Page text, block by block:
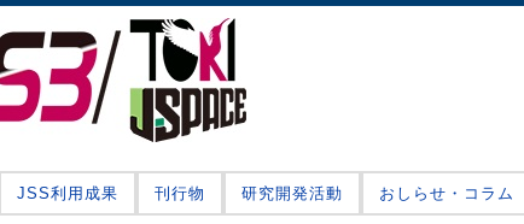
JSS利用成果 刊行物 研究開発活動 おしらせ・コラム